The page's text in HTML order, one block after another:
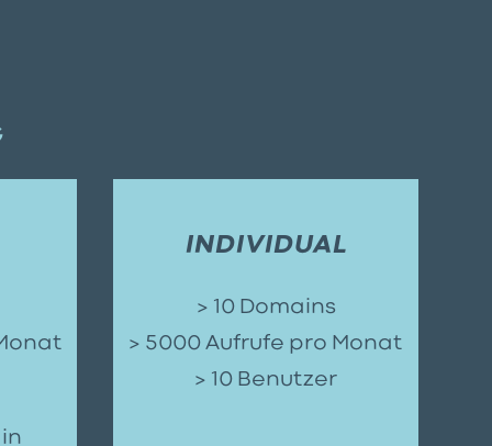
INDIVIDUAL
> 10 Domains
> 5000 Aufrufe pro Monat
> 10 Benutzer